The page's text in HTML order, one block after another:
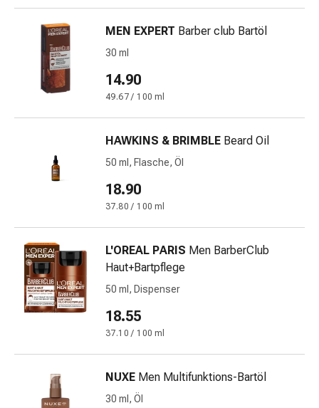
Pflasterbinden,
Tapes
Zubehör
Schlauch-
Verbrennungen
Verbandwechsel-
Sets
Wundauflagen
Wundbehandlung
Wundsprays
-
kleber
Ohren
und
MEN EXPERT Barber club Bartöl
30 ml
14.90
49.67 / 100 ml
HAWKINS & BRIMBLE Beard Oil
50 ml, Flasche, Öl
18.90
37.80 / 100 ml
L'OREAL PARIS Men BarberClub
Haut+Bartpflege
50 ml, Dispenser
18.55
37.10 / 100 ml
NUXE Men Multifunktions-Bartöl
30 ml, Öl